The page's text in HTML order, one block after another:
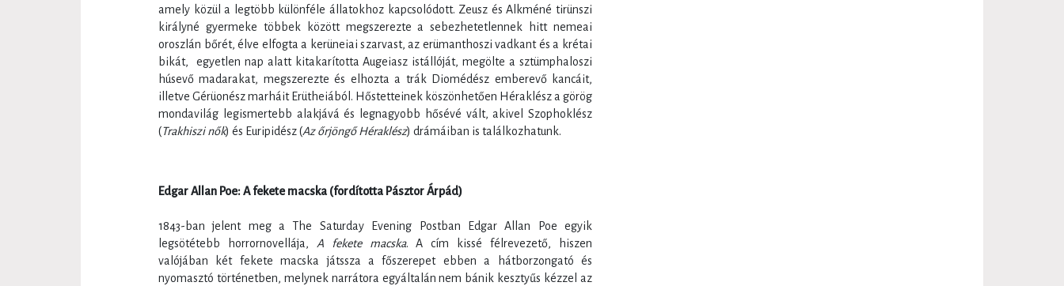
amely közül a legtöbb különféle állatokhoz kapcsolódott. Zeusz és Alkméné tirünszi
királyné gyermeke többek között megszerezte a sebezhetetlennek hitt nemeai
oroszlán bőrét, élve elfogta a kerüneiai szarvast, az erümanthoszi vadkant és a krétai
bikát, egyetlen nap alatt kitakarította Augeiasz istállóját, megölte a sztümphaloszi
húsevő madarakat, megszerezte és elhozta a trák Diomédész emberevő kancáit,
illetve Gérüonész marháit Erütheiából. Hőstetteinek köszönhetően Héraklész a görög
mondavilág legismertebb alakjává és legnagyobb hősévé vált, akivel Szophoklész
(Trakhiszi nők) és Euripidész (Az őrjöngő Héraklész) drámáiban is találkozhatunk.
Edgar Allan Poe: A fekete macska (fordította Pásztor Árpád)
1843-ban jelent meg a The Saturday Evening Postban Edgar Allan Poe egyik
legsötétebb horrornovellája, A fekete macska. A cím kissé félrevezető, hiszen
valójában két fekete macska játssza a főszerepet ebben a hátborzongató és
nyomasztó történetben, melynek narrátora egyáltalán nem bánik kesztyűs kézzel az